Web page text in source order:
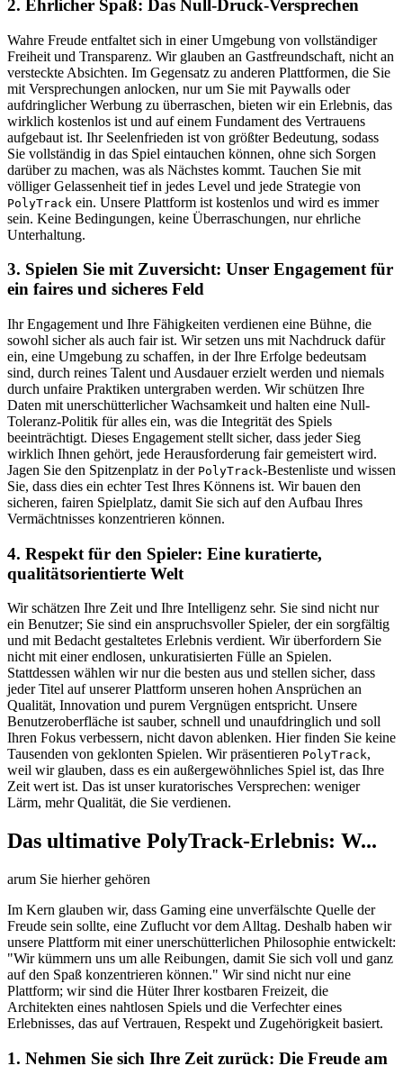
2. Ehrlicher Spaß: Das Null-Druck-Versprechen
Wahre Freude entfaltet sich in einer Umgebung von vollständiger
Freiheit und Transparenz. Wir glauben an Gastfreundschaft, nicht an
versteckte Absichten. Im Gegensatz zu anderen Plattformen, die Sie
mit Versprechungen anlocken, nur um Sie mit Paywalls oder
aufdringlicher Werbung zu überraschen, bieten wir ein Erlebnis, das
wirklich kostenlos ist und auf einem Fundament des Vertrauens
aufgebaut ist. Ihr Seelenfrieden ist von größter Bedeutung, sodass
Sie vollständig in das Spiel eintauchen können, ohne sich Sorgen
darüber zu machen, was als Nächstes kommt. Tauchen Sie mit
völliger Gelassenheit tief in jedes Level und jede Strategie von
PolyTrack ein. Unsere Plattform ist kostenlos und wird es immer
sein. Keine Bedingungen, keine Überraschungen, nur ehrliche
Unterhaltung.
3. Spielen Sie mit Zuversicht: Unser Engagement für
ein faires und sicheres Feld
Ihr Engagement und Ihre Fähigkeiten verdienen eine Bühne, die
sowohl sicher als auch fair ist. Wir setzen uns mit Nachdruck dafür
ein, eine Umgebung zu schaffen, in der Ihre Erfolge bedeutsam
sind, durch reines Talent und Ausdauer erzielt werden und niemals
durch unfaire Praktiken untergraben werden. Wir schützen Ihre
Daten mit unerschütterlicher Wachsamkeit und halten eine Null-
Toleranz-Politik für alles ein, was die Integrität des Spiels
beeinträchtigt. Dieses Engagement stellt sicher, dass jeder Sieg
wirklich Ihnen gehört, jede Herausforderung fair gemeistert wird.
Jagen Sie den Spitzenplatz in der PolyTrack-Bestenliste und wissen
Sie, dass dies ein echter Test Ihres Könnens ist. Wir bauen den
sicheren, fairen Spielplatz, damit Sie sich auf den Aufbau Ihres
Vermächtnisses konzentrieren können.
4. Respekt für den Spieler: Eine kuratierte,
qualitätsorientierte Welt
Wir schätzen Ihre Zeit und Ihre Intelligenz sehr. Sie sind nicht nur
ein Benutzer; Sie sind ein anspruchsvoller Spieler, der ein sorgfältig
und mit Bedacht gestaltetes Erlebnis verdient. Wir überfordern Sie
nicht mit einer endlosen, unkuratisierten Fülle an Spielen.
Stattdessen wählen wir nur die besten aus und stellen sicher, dass
jeder Titel auf unserer Plattform unseren hohen Ansprüchen an
Qualität, Innovation und purem Vergnügen entspricht. Unsere
Benutzeroberfläche ist sauber, schnell und unaufdringlich und soll
Ihren Fokus verbessern, nicht davon ablenken. Hier finden Sie keine
Tausenden von geklonten Spielen. Wir präsentieren PolyTrack,
weil wir glauben, dass es ein außergewöhnliches Spiel ist, das Ihre
Zeit wert ist. Das ist unser kuratorisches Versprechen: weniger
Lärm, mehr Qualität, die Sie verdienen.
Das ultimative PolyTrack-Erlebnis: W...
arum Sie hierher gehören
Im Kern glauben wir, dass Gaming eine unverfälschte Quelle der
Freude sein sollte, eine Zuflucht vor dem Alltag. Deshalb haben wir
unsere Plattform mit einer unerschütterlichen Philosophie entwickelt:
"Wir kümmern uns um alle Reibungen, damit Sie sich voll und ganz
auf den Spaß konzentrieren können." Wir sind nicht nur eine
Plattform; wir sind die Hüter Ihrer kostbaren Freizeit, die
Architekten eines nahtlosen Spiels und die Verfechter eines
Erlebnisses, das auf Vertrauen, Respekt und Zugehörigkeit basiert.
1. Nehmen Sie sich Ihre Zeit zurück: Die Freude am